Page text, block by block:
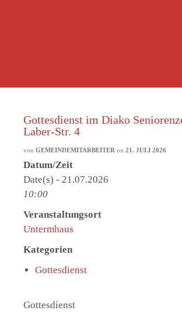
Gottesdienst im Diako
Laber-Str. 4
von GEMEINDEMITARBEITER on 21. JULI 2026
Datum/Zeit
Date(s) - 21.07.2026
10:00
Veranstaltungsort
Untermhaus
Kategorien
Gottesdienst
Gottesdienst